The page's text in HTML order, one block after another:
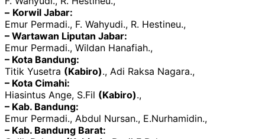
– Korwil Jabar:
Emur Permadi., F. Wahyudi., R. Hestineu.,
– Wartawan Liputan Jabar:
Emur Permadi., Wildan Hanafiah.,
– Kota Bandung:
Titik Yusetra (Kabiro)., Adi Raksa Nagara.,
– Kota Cimahi:
Hiasintus Ange, S.Fil (Kabiro).,
– Kab. Bandung:
Emur Permadi., Abdul Nursan., E.Nurhamidin.,
– Kab. Bandung Barat: